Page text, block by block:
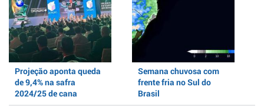
Projeção aponta queda
de 9,4% na safra
2024/25 de cana
Semana chuvosa com
frente fria no Sul do
Brasil